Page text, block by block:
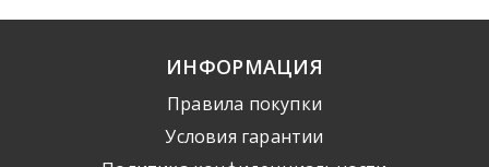
ИНФОРМАЦИЯ
Правила покупки
Условия гарантии